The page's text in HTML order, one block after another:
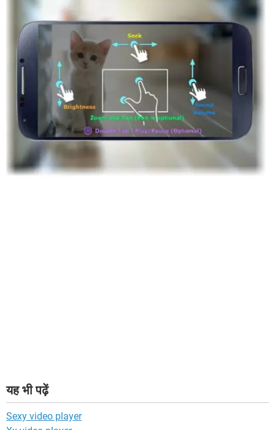
यह भी पढ़ें
Sexy video player